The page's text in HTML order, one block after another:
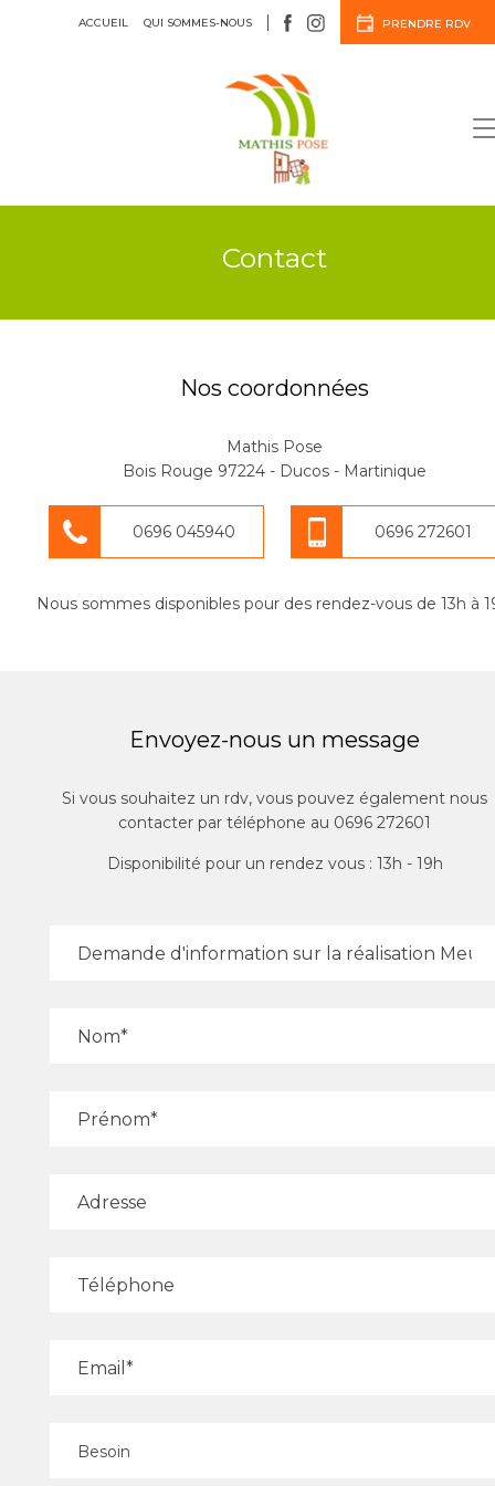
ACCUEIL QUI SOMMES-NOUS PRENDRE RDV
Menuiserie
Agencement
Contact
Nos coordonnées
Mathis Pose
Bois Rouge 97224 - Ducos - Martinique
0696 045940 0696 272601
Nous sommes disponibles pour des rendez-vous de 13h à
Envoyez-nous un message
Si vous souhaitez un rdv, vous pouvez également nous
contacter par téléphone au 0696 272601
Disponibilité pour un rendez vous : 13h - 19h